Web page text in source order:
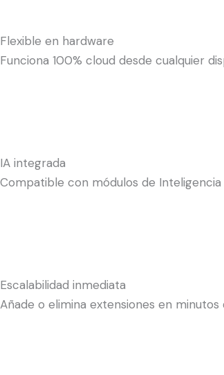
Flexible en hardware
Funciona 100% cloud desde cualquier
IA integrada
Compatible con módulos de
Escalabilidad inmediata
Añade o elimina extensiones en